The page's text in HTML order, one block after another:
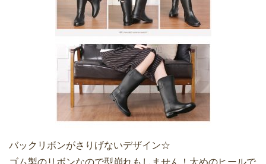
バックリボンがさりげないデザイン☆